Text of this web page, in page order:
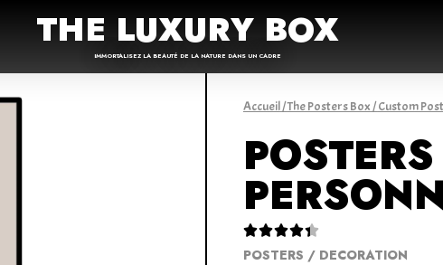
THE LUXURY BOX
IMMORTALISEZ LA BEAUTÉ DE LA NATURE DANS UN CADRE
Accueil/The Posters Box/Custom
POSTERS

POSTERS / DECORATION